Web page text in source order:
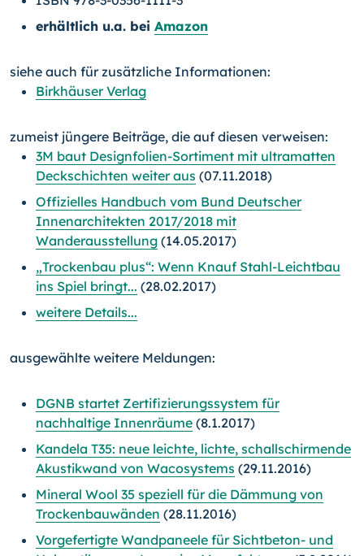
erhältlich u.a. bei Amazon
siehe auch für zusätzliche Informationen:
Birkhäuser Verlag
zumeist jüngere Beiträge, die auf diesen verweisen:
3M baut Designfolien-Sortiment mit ultramatten
Deckschichten weiter aus (07.11.2018)
Offizielles Handbuch vom Bund Deutscher
Innenarchitekten 2017/2018 mit
Wanderausstellung (14.05.2017)
„Trockenbau plus“: Wenn Knauf Stahl-Leichtbau
ins Spiel bringt... (28.02.2017)
weitere Details...
ausgewählte weitere Meldungen:
DGNB startet Zertifizierungssystem für
nachhaltige Innenräume (8.1.2017)
Kandela T35: neue leichte, lichte, schallschirmende
Akustikwand von Wacosystems (29.11.2016)
Mineral Wool 35 speziell für die Dämmung von
Trockenbauwänden (28.11.2016)
Vorgefertigte Wandpaneele für Sichtbeton- und